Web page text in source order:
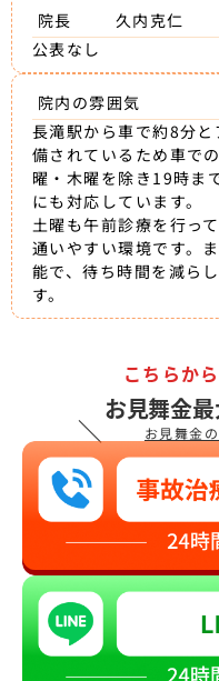
院長
久内克仁
公表なし
院内の雰囲気
長滝駅から車で約8分
備されているため車で
曜・木曜を除き19時ま
にも対応しています。
土曜も午前診療を行っ
通いやすい環境です。
能で、待ち時間を減ら
す。
＼
こちらか
お見舞金
お見舞金